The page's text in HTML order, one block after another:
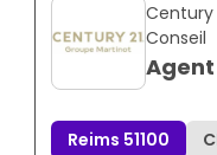
Century
Conseil
Reims 51100